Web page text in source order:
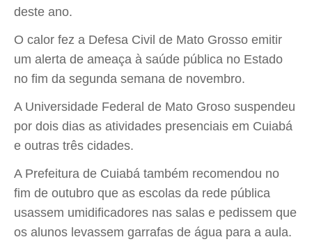
deste ano.
O calor fez a Defesa Civil de Mato Grosso emitir
um alerta de ameaça à saúde pública no Estado
no fim da segunda semana de novembro.
A Universidade Federal de Mato Groso suspendeu
por dois dias as atividades presenciais em Cuiabá
e outras três cidades.
A Prefeitura de Cuiabá também recomendou no
fim de outubro que as escolas da rede pública
usassem umidificadores nas salas e pedissem que
os alunos levassem garrafas de água para a aula.